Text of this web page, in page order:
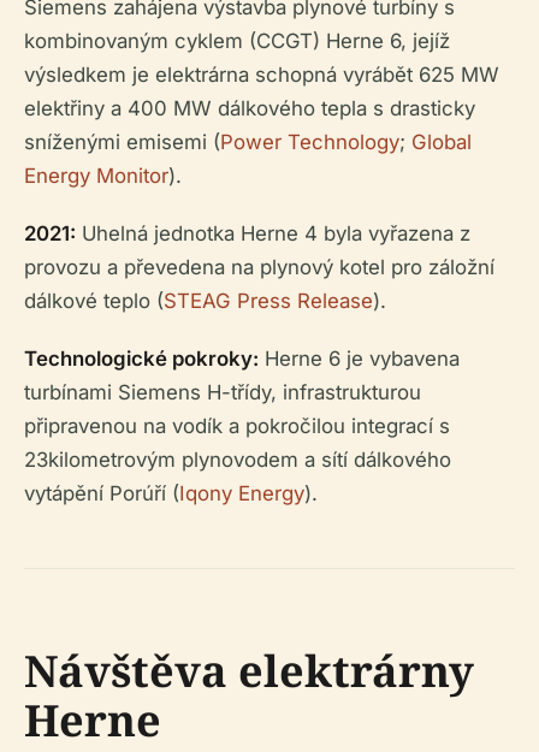
Siemens zahájena výstavba plynové turbíny s
kombinovaným cyklem (CCGT) Herne 6, jejíž
výsledkem je elektrárna schopná vyrábět 625 MW
elektřiny a 400 MW dálkového tepla s drasticky
sníženými emisemi (Power Technology; Global
Energy Monitor).
2021: Uhelná jednotka Herne 4 byla vyřazena z
provozu a převedena na plynový kotel pro záložní
dálkové teplo (STEAG Press Release).
Technologické pokroky: Herne 6 je vybavena
turbínami Siemens H-třídy, infrastrukturou
připravenou na vodík a pokročilou integrací s
23kilometrovým plynovodem a sítí dálkového
vytápění Porúří (Iqony Energy).
Návštěva elektrárny
Herne